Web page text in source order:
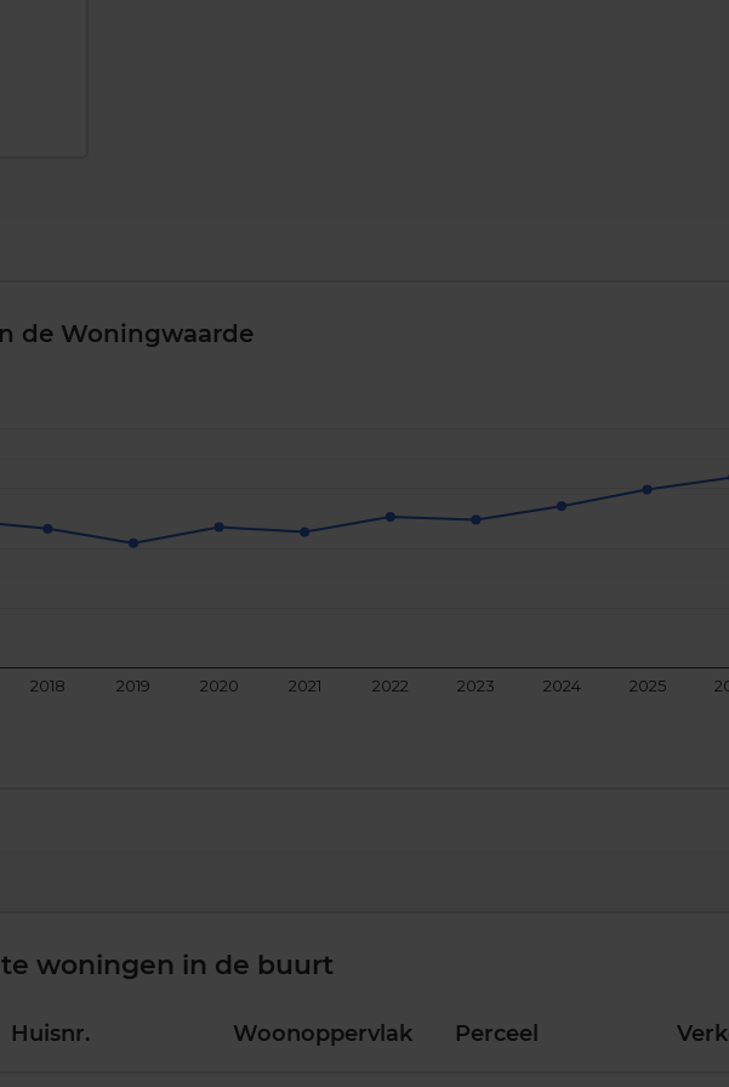
de Woningwaarde
2018 2019 2020 2021 2022 2023 2024 2025
woningen in de buurt
Huisnr. Woonoppervlak Perceel